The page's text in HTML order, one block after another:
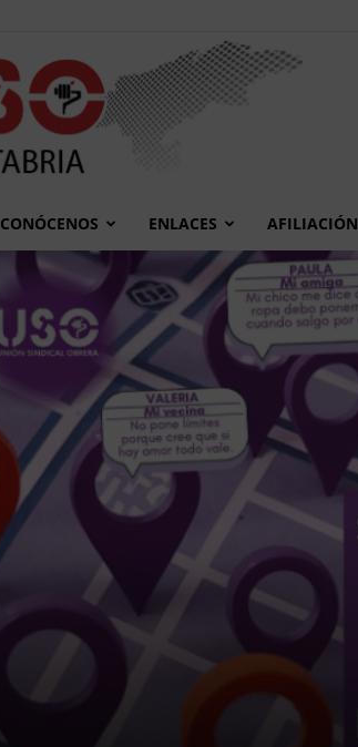
Cantabria
CONÓCENOS ENLACES AFILIACIÓN